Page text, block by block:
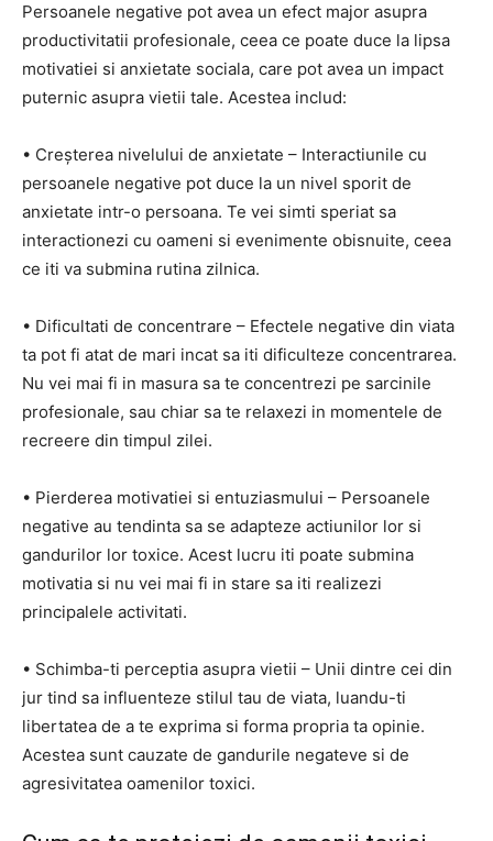
Persoanele negative pot avea un efect major asupra
productivitatii profesionale, ceea ce poate duce la lipsa
motivatiei si anxietate sociala, care pot avea un impact
puternic asupra vietii tale. Acestea includ:
• Creșterea nivelului de anxietate – Interactiunile cu
persoanele negative pot duce la un nivel sporit de
anxietate intr-o persoana. Te vei simti speriat sa
interactionezi cu oameni si evenimente obisnuite, ceea
ce iti va submina rutina zilnica.
• Dificultati de concentrare – Efectele negative din viata
ta pot fi atat de mari incat sa iti dificulteze concentrarea.
Nu vei mai fi in masura sa te concentrezi pe sarcinile
profesionale, sau chiar sa te relaxezi in momentele de
recreere din timpul zilei.
• Pierderea motivatiei si entuziasmului – Persoanele
negative au tendinta sa se adapteze actiunilor lor si
gandurilor lor toxice. Acest lucru iti poate submina
motivatia si nu vei mai fi in stare sa iti realizezi
principalele activitati.
• Schimba-ti perceptia asupra vietii – Unii dintre cei din
jur tind sa influenteze stilul tau de viata, luandu-ti
libertatea de a te exprima si forma propria ta opinie.
Acestea sunt cauzate de gandurile negateve si de
agresivitatea oamenilor toxici.